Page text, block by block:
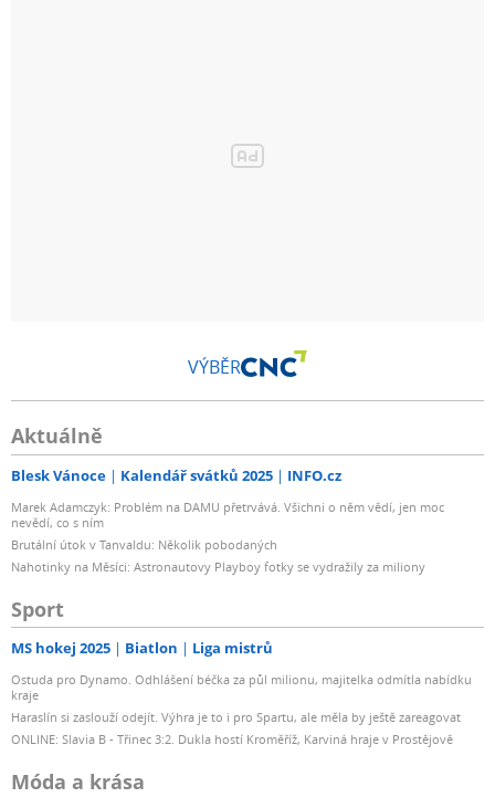
VÝBĚR
Aktuálně
Blesk Vánoce Kalendář svátků 2025 INFO.cz
Marek Adamczyk: Problém na DAMU přetrvává. Všichni o něm vědí, jen moc
nevědí, co s ním
Brutální útok v Tanvaldu: Několik pobodaných
Nahotinky na Měsíci: Astronautovy Playboy fotky se vydražily za miliony
Sport
MS hokej 2025 Biatlon Liga mistrů
Ostuda pro Dynamo. Odhlášení béčka za půl milionu, majitelka odmítla nabídku
kraje
Haraslín si zaslouží odejít. Výhra je to i pro Spartu, ale měla by ještě zareagovat
ONLINE: Slavia B - Třinec 3:2. Dukla hostí Kroměříž, Karviná hraje v Prostějově
Móda a krása